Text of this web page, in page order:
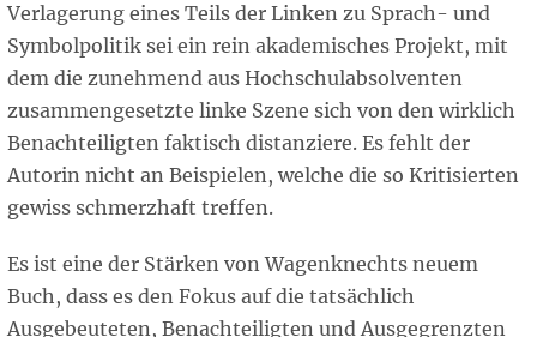
Verlagerung eines Teils der Linken zu Sprach- und
Symbolpolitik sei ein rein akademisches Projekt, mit
dem die zunehmend aus Hochschulabsolventen
zusammengesetzte linke Szene sich von den wirklich
Benachteiligten faktisch distanziere. Es fehlt der
Autorin nicht an Beispielen, welche die so Kritisierten
gewiss schmerzhaft treffen.
Es ist eine der Stärken von Wagenknechts neuem
Buch, dass es den Fokus auf die tatsächlich
Ausgebeuteten, Benachteiligten und Ausgegrenzten